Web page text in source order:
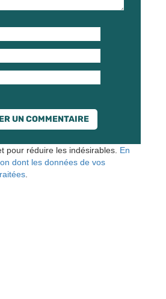
pour réduire les indésirables. En
dont les données de vos